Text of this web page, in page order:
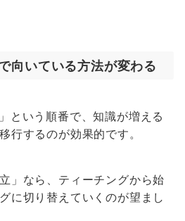
向いている方法が変わる
という順番で、知識が増える
行するのが効果的です。
」なら、ティーチングから始
に切り替えていくのが望まし